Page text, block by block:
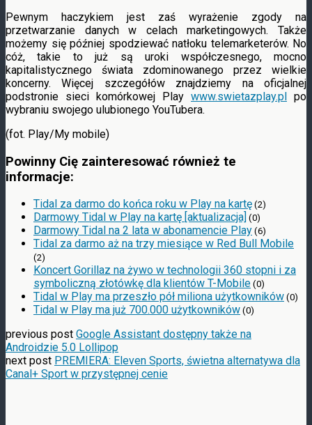
Pewnym haczykiem jest zaś wyrażenie zgody na
przetwarzanie danych w celach marketingowych. Także
możemy się później spodziewać natłoku telemarketerów. No
cóż, takie to już są uroki współczesnego, mocno
kapitalistycznego świata zdominowanego przez wielkie
koncerny. Więcej szczegółów znajdziemy na oficjalnej
podstronie sieci komórkowej Play www.swietazplay.pl po
wybraniu swojego ulubionego YouTubera.
(fot. Play/My mobile)
Powinny Cię zainteresować również te
informacje:
Tidal za darmo do końca roku w Play na kartę (2)
Darmowy Tidal w Play na kartę [aktualizacja] (0)
Darmowy Tidal na 2 lata w abonamencie Play (6)
Tidal za darmo aż na trzy miesiące w Red Bull Mobile
(2)
Koncert Gorillaz na żywo w technologii 360 stopni i za
symboliczną złotówkę dla klientów T-Mobile (0)
Tidal w Play ma przeszło pół miliona użytkowników (0)
Tidal w Play ma już 700.000 użytkowników (0)
previous post Google Assistant dostępny także na
Androidzie 5.0 Lollipop
next post PREMIERA: Eleven Sports, świetna alternatywa dla
Canal+ Sport w przystępnej cenie